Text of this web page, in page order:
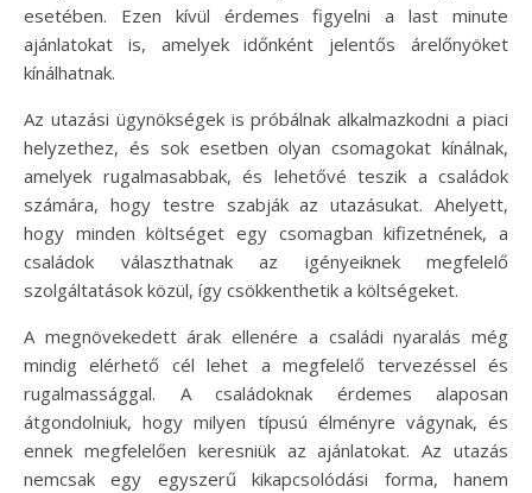
esetében. Ezen kívül érdemes figyelni a last minute
ajánlatokat is, amelyek időnként jelentős árelőnyöket
kínálhatnak.
Az utazási ügynökségek is próbálnak alkalmazkodni a piaci
helyzethez, és sok esetben olyan csomagokat kínálnak,
amelyek rugalmasabbak, és lehetővé teszik a családok
számára, hogy testre szabják az utazásukat. Ahelyett,
hogy minden költséget egy csomagban kifizetnének, a
családok választhatnak az igényeiknek megfelelő
szolgáltatások közül, így csökkenthetik a költségeket.
A megnövekedett árak ellenére a családi nyaralás még
mindig elérhető cél lehet a megfelelő tervezéssel és
rugalmassággal. A családoknak érdemes alaposan
átgondolniuk, hogy milyen típusú élményre vágynak, és
ennek megfelelően keresniük az ajánlatokat. Az utazás
nemcsak egy egyszerű kikapcsolódási forma, hanem